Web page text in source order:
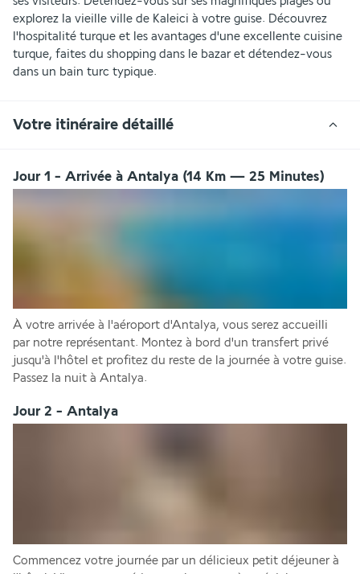
explorez la vieille ville de Kaleici à votre guise. Découvrez
l'hospitalité turque et les avantages d'une excellente cuisine
turque, faites du shopping dans le bazar et détendez-vous
dans un bain turc typique.
Votre itinéraire détaillé
Jour 1 - Arrivée à Antalya (14 Km — 25 Minutes)
À votre arrivée à l'aéroport d'Antalya, vous serez accueilli
par notre représentant. Montez à bord d'un transfert privé
jusqu'à l'hôtel et profitez du reste de la journée à votre guise.
Passez la nuit à Antalya.
Jour 2 - Antalya
Commencez votre journée par un délicieux petit déjeuner à